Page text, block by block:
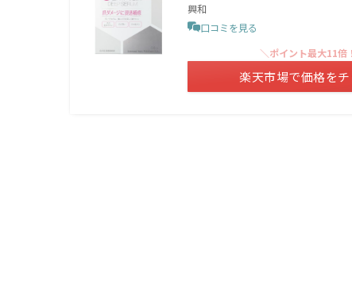
興和
口コミを見る
＼ポイント最大11倍
楽天市場で価格を